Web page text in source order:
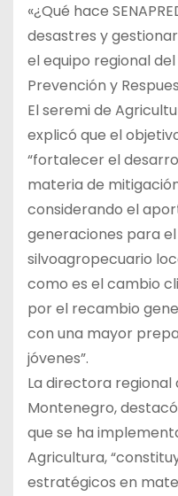
«¿Qué hace
desastres y
el equipo regional
Prevención y
El seremi de
explicó que el
“fortalecer el
materia de
considerando el
generaciones para
silvoagropecuario
como es el cambio
por el recambio
con una mayor
jóvenes”.
La directora regional
Montenegro,
que se ha
Agricultura,
estratégicos en